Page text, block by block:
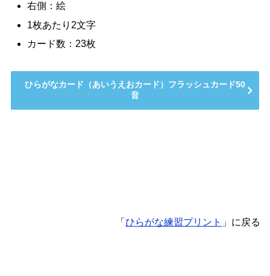
右側：絵
1枚あたり2文字
カード数：23枚
ひらがなカード（あいうえおカード）フラッシュカード50
音
「 ひらがな練習プリント 」に戻る